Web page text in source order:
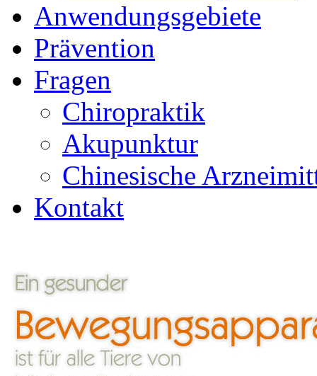
Anwendungsgebiete
Prävention
Fragen
Chiropraktik
Akupunktur
Chinesische
Kontakt